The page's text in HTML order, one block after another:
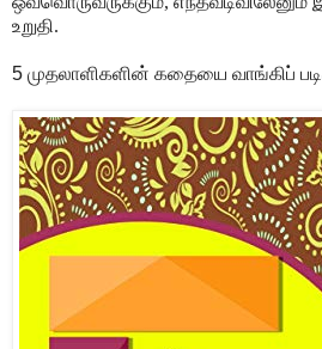
உறுதி.
5 முதலாளிகளின் கதையை வாங்கிப்